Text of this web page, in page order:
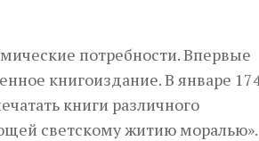
потребности. Впервые
книгоиздание. В январе
книги различного
светскому житию моралью».